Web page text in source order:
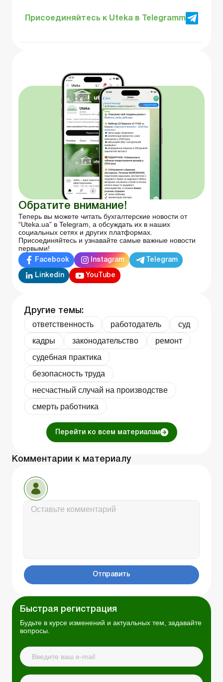
Присоединяйтесь к Uteka в Telegramm
Обратите внимание!
Теперь вы можете читать бухгалтерские новости от
“Uteka.ua” в Telegram, а обсуждать их в наших
социальных сетях и других платформах.
Присоединяйтесь и узнавайте самые важные новости
первыми!
Facebook Instagram Telegram
Linkedin YouTube
Другие темы:
ответственность работодатель
суд
кадры
законодательство
ремонт
судебная практика
безопасность труда
несчастный случай на производстве
смерть работника
Перейти ко всем материалам
Комментарии к материалу
Отправить
Быстрая регистрация
Будьте в курсе изменений и актуальных тем, задавайте
вопросы.